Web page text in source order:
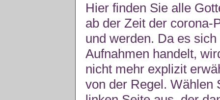
Hier finden Sie alle
ab der Zeit der corona-
und werden. Da es
Aufnahmen handelt,
nicht mehr explizit
von der Regel. Wählen